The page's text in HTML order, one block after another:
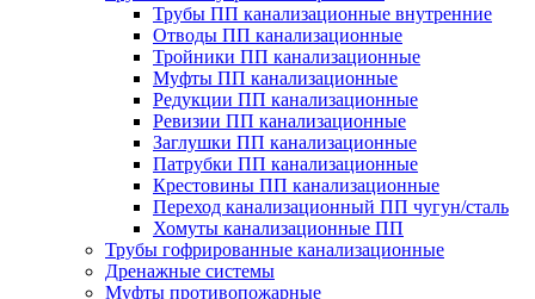
Трубы ПП канализационные внутренние
Отводы ПП канализационные
Тройники ПП канализационные
Муфты ПП канализационные
Редукции ПП канализационные
Ревизии ПП канализационные
Заглушки ПП канализационные
Патрубки ПП канализационные
Крестовины ПП канализационные
Переход канализационный ПП чугун/сталь
Хомуты канализационные ПП
Трубы гофрированные канализационные
Дренажные системы
Муфты противопожарные